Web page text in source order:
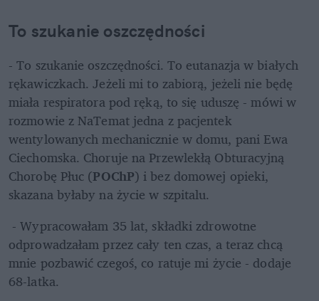
To szukanie oszczędności
- To szukanie oszczędności. To eutanazja w białych
rękawiczkach. Jeżeli mi to zabiorą, jeżeli nie będę
miała respiratora pod ręką, to się uduszę - mówi w
rozmowie z NaTemat jedna z pacjentek
wentylowanych mechanicznie w domu, pani Ewa
Ciechomska. Choruje na Przewlekłą Obturacyjną
Chorobę Płuc (POChP) i bez domowej opieki,
skazana byłaby na życie w szpitalu.
- Wypracowałam 35 lat, składki zdrowotne
odprowadzałam przez cały ten czas, a teraz chcą
mnie pozbawić czegoś, co ratuje mi życie - dodaje
68-latka.